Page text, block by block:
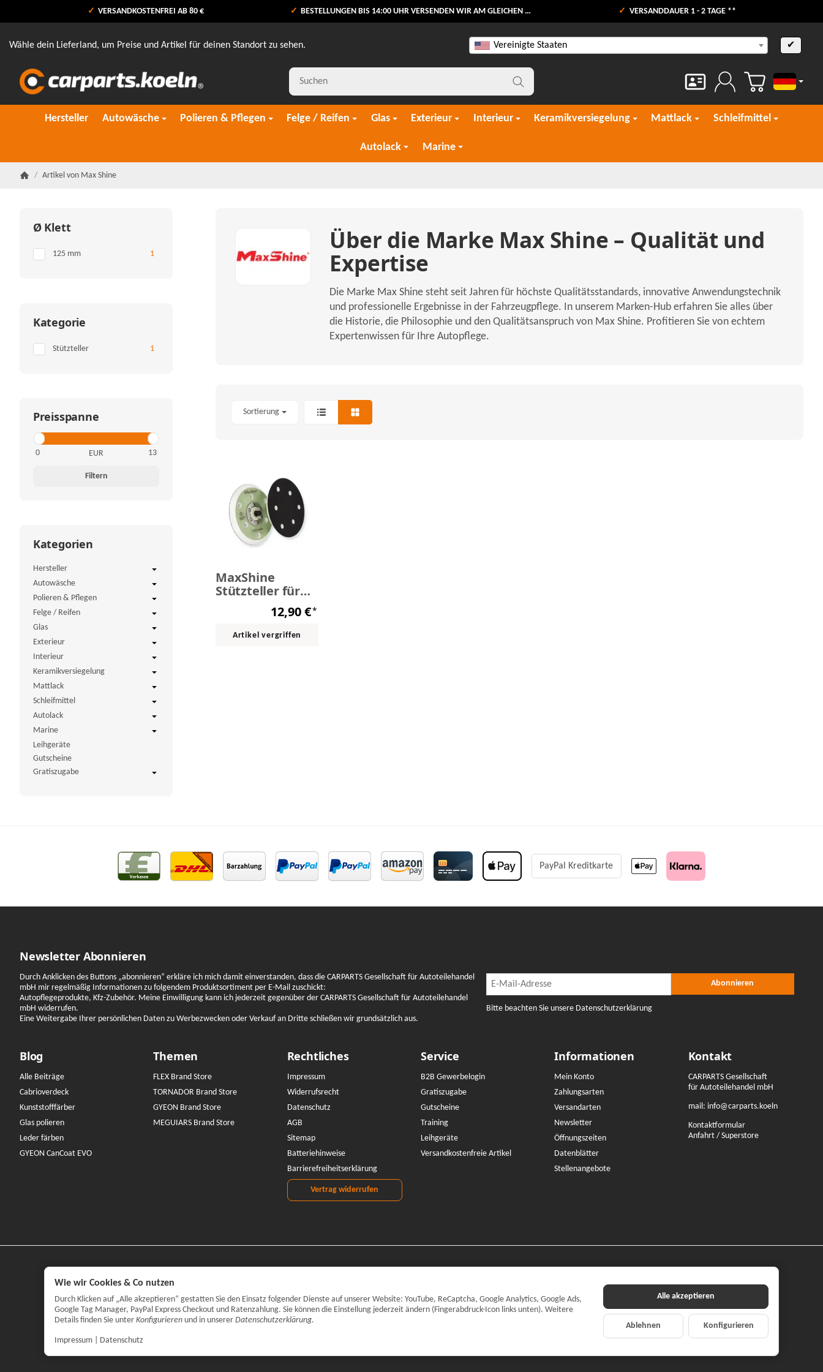
VERSANDKOSTENFREI AB 80 € BESTELLUNGEN BIS 14:00 UHR VERSENDEN WIR AM GLEICHEN WERKTAG VERSANDDAUER 1 - 2 TAGE **
Wähle dein Lieferland, um Preise und Artikel für deinen Standort zu sehen. Vereinigte Staaten ✔
Deutsch
Hersteller Autowäsche Polieren & Pflegen Felge / Reifen Glas Exterieur Interieur Keramikversiegelung Mattlack Schleifmittel
Autolack Marine
/ Artikel von Max Shine
Über die Marke Max Shine – Qualität und
Expertise
Die Marke Max Shine steht seit Jahren für höchste Qualitätsstandards, innovative Anwendungstechnik
und professionelle Ergebnisse in der Fahrzeugpflege. In unserem Marken-Hub erfahren Sie alles über
die Historie, die Philosophie und den Qualitätsanspruch von Max Shine. Profitieren Sie von echtem
Expertenwissen für Ihre Autopflege.
Sortierung
MaxShine
Stützteller für
Exzenterpolierer
Ø 125 mm 5/16"
12,90 €*
Artikel vergriffen
Ø Klett
125 mm 1
Kategorie
Stützteller 1
Preisspanne
EUR
Filtern
Kategorien
Hersteller
Autowäsche
Polieren & Pflegen
Felge / Reifen
Glas
Exterieur
Interieur
Keramikversiegelung
Mattlack
Schleifmittel
Autolack
Marine
Leihgeräte
Gutscheine
Gratiszugabe
PayPal Kreditkarte
Newsletter Abonnieren
Durch Anklicken des Buttons „abonnieren“ erkläre ich mich damit einverstanden, dass die CARPARTS Gesellschaft für Autoteilehandel
mbH mir regelmäßig Informationen zu folgendem Produktsortiment per E-Mail zuschickt:
Autopflegeprodukte, Kfz-Zubehör. Meine Einwilligung kann ich jederzeit gegenüber der CARPARTS Gesellschaft für Autoteilehandel
mbH widerrufen.
Eine Weitergabe Ihrer persönlichen Daten zu Werbezwecken oder Verkauf an Dritte schließen wir grundsätzlich aus.
Newsletter Abonnieren Abonnieren
Bitte beachten Sie unsere Datenschutzerklärung
Blog
Alle Beiträge
Cabrioverdeck
Kunststofffärber
Glas polieren
Leder färben
GYEON CanCoat EVO
Themen
FLEX Brand Store
TORNADOR Brand Store
GYEON Brand Store
MEGUIARS Brand Store
Rechtliches
Impressum
Widerrufsrecht
Datenschutz
AGB
Sitemap
Batteriehinweise
Barrierefreiheitserklärung
Vertrag widerrufen
Service
B2B Gewerbelogin
Gratiszugabe
Gutscheine
Training
Leihgeräte
Versandkostenfreie Artikel
Informationen
Mein Konto
Zahlungsarten
Versandarten
Newsletter
Öffnungszeiten
Datenblätter
Stellenangebote
Kontakt
CARPARTS Gesellschaft
für Autoteilehandel mbH
mail: info@carparts.koeln
Kontaktformular
Anfahrt / Superstore
Alle akzeptieren
Ablehnen Konfigurieren
Wie wir Cookies & Co nutzen
Durch Klicken auf „Alle akzeptieren“ gestatten Sie den Einsatz folgender Dienste auf unserer Website: YouTube, ReCaptcha, Google Analytics, Google Ads,
Google Tag Manager, PayPal Express Checkout und Ratenzahlung. Sie können die Einstellung jederzeit ändern (Fingerabdruck-Icon links unten). Weitere
Details finden Sie unter Konfigurieren und in unserer Datenschutzerklärung.
Impressum Datenschutz